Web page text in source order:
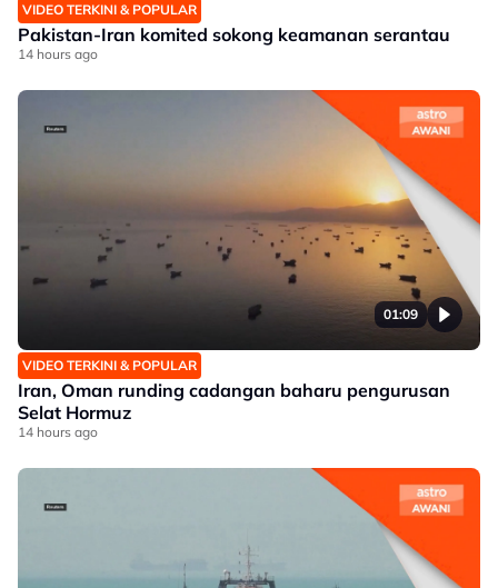
VIDEO TERKINI & POPULAR
Pakistan-Iran komited sokong keamanan serantau
14 hours ago
01:09
VIDEO TERKINI & POPULAR
Iran, Oman runding cadangan baharu pengurusan
Selat Hormuz
14 hours ago